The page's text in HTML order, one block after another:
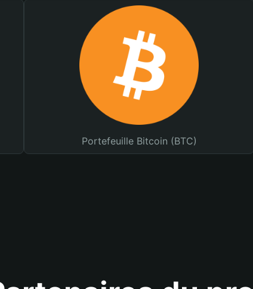
Portefeuille Bitcoin (BTC)